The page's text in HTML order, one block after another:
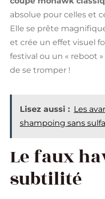
absolue pour celles et
Elle se prête
et crée un effet visuel
festival ou un « reboot
de se tromper !
Lisez aussi : Les
shampoing sans
Le faux
subtilité